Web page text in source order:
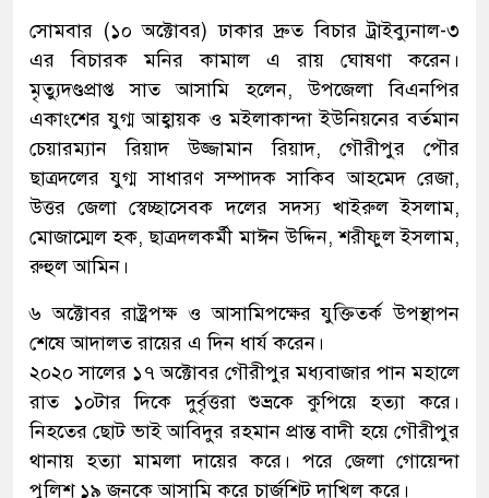
সোমবার (১০ অক্টোবর) ঢাকার দ্রুত বিচার ট্রাইব্যুনাল-৩
এর বিচারক মনির কামাল এ রায় ঘোষণা করেন।
মৃত্যুদণ্ডপ্রাপ্ত সাত আসামি হলেন, উপজেলা বিএনপির
একাংশের যুগ্ম আহ্বায়ক ও মইলাকান্দা ইউনিয়নের বর্তমান
চেয়ারম্যান রিয়াদ উজ্জামান রিয়াদ, গৌরীপুর পৌর
ছাত্রদলের যুগ্ম সাধারণ সম্পাদক সাকিব আহমেদ রেজা,
উত্তর জেলা স্বেচ্ছাসেবক দলের সদস্য খাইরুল ইসলাম,
মোজাম্মেল হক, ছাত্রদলকর্মী মাঈন উদ্দিন, শরীফুল ইসলাম,
রুহুল আমিন।
৬ অক্টোবর রাষ্ট্রপক্ষ ও আসামিপক্ষের যুক্তিতর্ক উপস্থাপন
শেষে আদালত রায়ের এ দিন ধার্য করেন।
২০২০ সালের ১৭ অক্টোবর গৌরীপুর মধ্যবাজার পান মহালে
রাত ১০টার দিকে দুর্বৃত্তরা শুভ্রকে কুপিয়ে হত্যা করে।
নিহতের ছোট ভাই আবিদুর রহমান প্রান্ত বাদী হয়ে গৌরীপুর
থানায় হত্যা মামলা দায়ের করে। পরে জেলা গোয়েন্দা
পুলিশ ১৯ জনকে আসামি করে চার্জশিট দাখিল করে।